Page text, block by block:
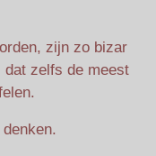
zijn zo bizar
zelfs de meest